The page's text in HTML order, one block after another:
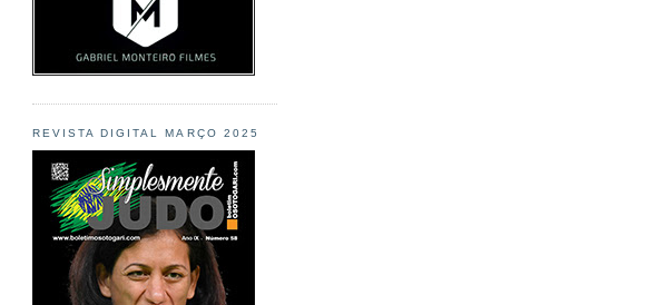
REVISTA DIGITAL MARÇO 2025